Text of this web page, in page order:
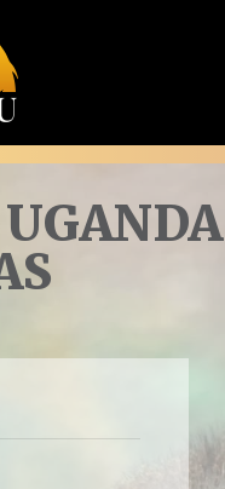
UGANDA